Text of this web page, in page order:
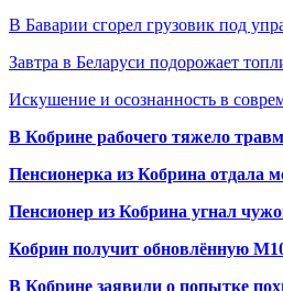
В Баварии сгорел грузовик под
Завтра в Беларуси подорожает
Искушение и осознанность в
В Кобрине рабочего тяжело
Пенсионерка из Кобрина отдала
Пенсионер из Кобрина угнал
Кобрин получит обновлённую
В Кобрине заявили о попытке